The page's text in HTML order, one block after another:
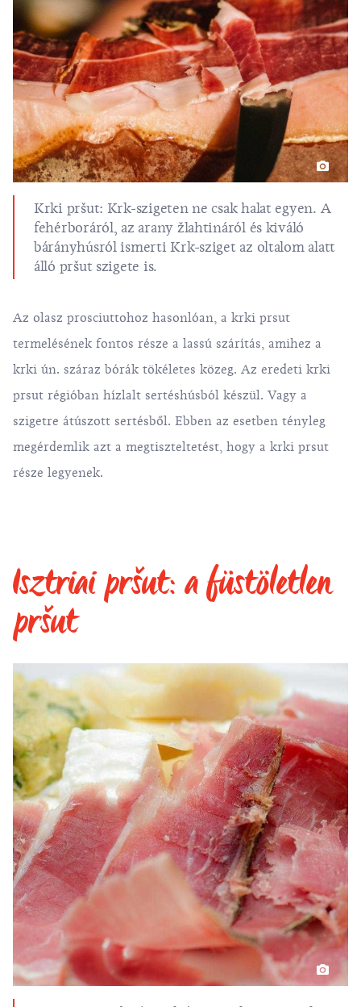
Krki pršut: Krk-szigeten ne csak halat egyen. A
fehérboráról, az arany žlahtináról és kiváló
bárányhúsról ismerti Krk-sziget az oltalom alatt
álló pršut szigete is.
Az olasz prosciuttohoz hasonlóan, a krki prsut
termelésének fontos része a lassú szárítás, amihez a
krki ún. száraz bórák tökéletes közeg. Az eredeti krki
prsut régióban hízlalt sertéshúsból készül. Vagy a
szigetre átúszott sertésből. Ebben az esetben tényleg
megérdemlik azt a megtiszteltetést, hogy a krki prsut
része legyenek.
Isztriai pršut: a füstöletlen
pršut